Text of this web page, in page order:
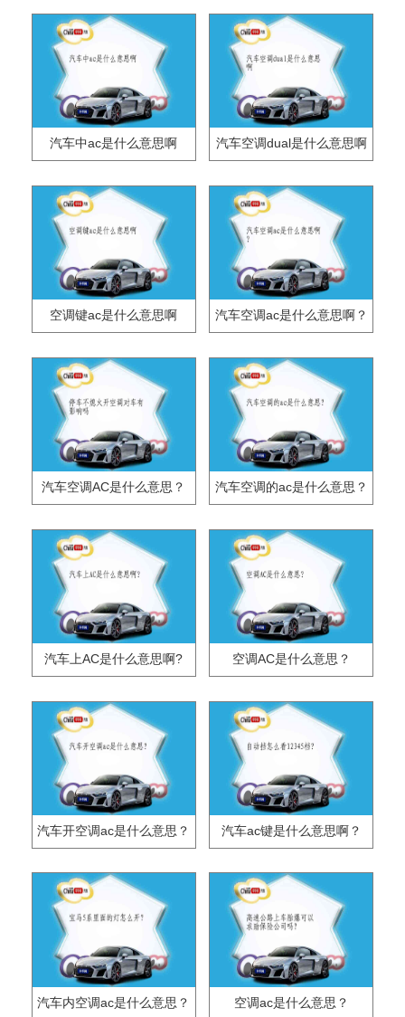
汽车中ac是什么意思啊 汽车空调dual是什么意思啊
空调键ac是什么意思啊 汽车空调ac是什么意思啊？
汽车空调AC是什么意思？ 汽车空调的ac是什么意思？
汽车上AC是什么意思啊? 空调AC是什么意思？
汽车开空调ac是什么意思？ 汽车ac键是什么意思啊？
汽车内空调ac是什么意思？ 空调ac是什么意思？